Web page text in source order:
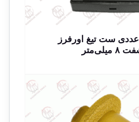
مجموعه ۱۲ عددی ست تیغ اورفرز